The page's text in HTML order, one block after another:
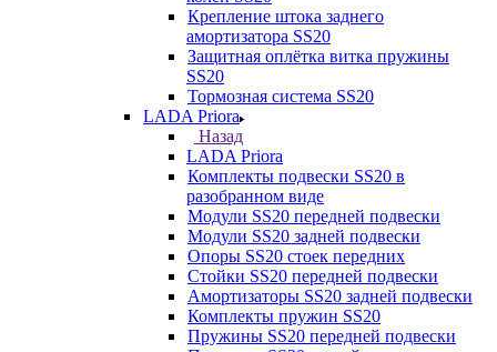
Крепление штока заднего
амортизатора SS20
Защитная оплётка витка пружины
SS20
Тормозная система SS20
LADA Priora
Назад
LADA Priora
Комплекты подвески SS20 в
разобранном виде
Модули SS20 передней подвески
Модули SS20 задней подвески
Опоры SS20 стоек передних
Стойки SS20 передней подвески
Амортизаторы SS20 задней подвески
Комплекты пружин SS20
Пружины SS20 передней подвески